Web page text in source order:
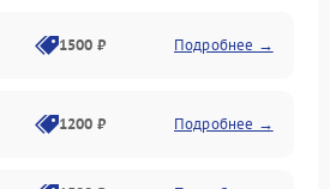
1500 ₽ Подробнее →
1200 ₽ Подробнее →